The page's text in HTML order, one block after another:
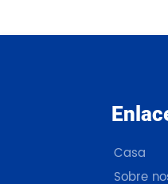
Casa
Sobre